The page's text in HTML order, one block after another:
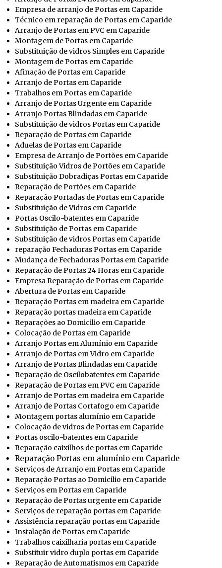
Empresa de arranjo de Portas em Caparide
Técnico em reparação de Portas em Caparide
Arranjo de Portas em PVC em Caparide
Montagem de Portas em Caparide
Substituição de vidros Simples em Caparide
Montagem de Portas em Caparide
Afinação de Portas em Caparide
Arranjo de Portas em Caparide
Trabalhos em Portas em Caparide
Arranjo de Portas Urgente em Caparide
Arranjo Portas Blindadas em Caparide
Substituição de vidros Portas em Caparide
Reparação de Portas em Caparide
Aduelas de Portas em Caparide
Empresa de Arranjo de Portões em Caparide
Substituição Vidros de Portões em Caparide
Substituição Dobradiças Portas em Caparide
Reparação de Portões em Caparide
Reparação Portadas de Portas em Caparide
Substituição de Vidros em Caparide
Portas Oscilo-batentes em Caparide
Substituição de Portas em Caparide
Substituição de vidros Portas em Caparide
reparação Fechaduras Portas em Caparide
Mudança de Fechaduras Portas em Caparide
Reparação de Portas 24 Horas em Caparide
Empresa Reparação de Portas em Caparide
Abertura de Portas em Caparide
Reparação Portas em madeira em Caparide
Reparação portas madeira em Caparide
Reparações ao Domicilio em Caparide
Colocação de Portas em Caparide
Arranjo Portas em Alumínio em Caparide
Arranjo de Portas em Vidro em Caparide
Arranjo de Portas Blindadas em Caparide
Reparação de Oscilobatentes em Caparide
Reparação de Portas em PVC em Caparide
Arranjo de Portas em madeira em Caparide
Arranjo de Portas Cortafogo em Caparide
Montagem portas alumínio em Caparide
Colocação de vidros de Portas em Caparide
Portas oscilo-batentes em Caparide
Reparação caixilhos de portas em Caparide
Reparação Portas em alumínio em Caparide
Serviços de Arranjo em Portas em Caparide
Reparação Portas ao Domicilio em Caparide
Serviços em Portas em Caparide
Reparação de Portas urgente em Caparide
Serviços de reparação portas em Caparide
Assistência reparação portas em Caparide
Instalação de Portas em Caparide
Trabalhos caixilharia portas em Caparide
Substituir vidro duplo portas em Caparide
Reparação de Automatismos em Caparide